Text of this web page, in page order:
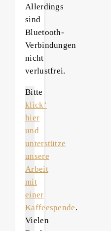
Allerdings
sind
Bluetooth-
Verbindungen
nicht
verlustfrei.
Bitte
klick‘
hier
und
unterstütze
unsere
Arbeit
mit
einer
Kaffeespende.
Vielen